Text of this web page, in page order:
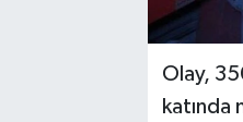
Olay,
katında